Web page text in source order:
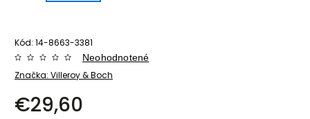
Kód: 14-8663-3381
Značka: Villeroy & Boch
Neohodnotené
€29,60